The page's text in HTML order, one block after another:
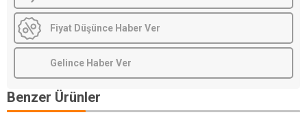
Fiyat Düşünce Haber Ver
Gelince Haber Ver
Benzer Ürünler